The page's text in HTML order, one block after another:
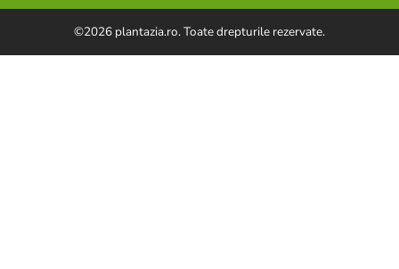
©2026 plantazia.ro. Toate drepturile rezervate.